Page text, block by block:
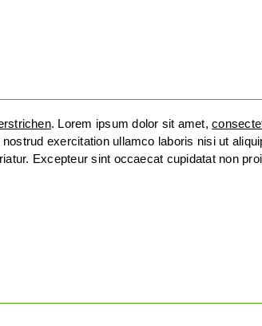
. Lorem ipsum dolor sit amet,
exercitation ullamco laboris nisi ut
Excepteur sint occaecat cupidatat non